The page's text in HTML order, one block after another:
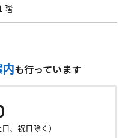
階
も行っています
、祝日除く）